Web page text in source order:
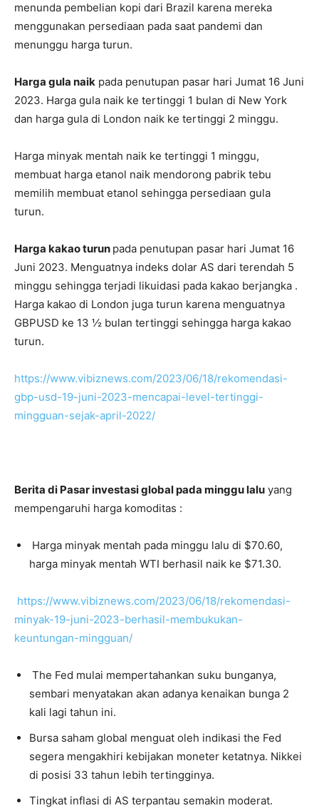
menunda pembelian kopi dari Brazil karena mereka
menggunakan persediaan pada saat pandemi dan
menunggu harga turun.
Harga gula naik pada penutupan pasar hari Jumat 16 Juni
2023. Harga gula naik ke tertinggi 1 bulan di New York
dan harga gula di London naik ke tertinggi 2 minggu.
Harga minyak mentah naik ke tertinggi 1 minggu,
membuat harga etanol naik mendorong pabrik tebu
memilih membuat etanol sehingga persediaan gula
turun.
Harga kakao turun pada penutupan pasar hari Jumat 16
Juni 2023. Menguatnya indeks dolar AS dari terendah 5
minggu sehingga terjadi likuidasi pada kakao berjangka .
Harga kakao di London juga turun karena menguatnya
GBPUSD ke 13 ½ bulan tertinggi sehingga harga kakao
turun.
https://www.vibiznews.com/2023/06/18/rekomendasi-
gbp-usd-19-juni-2023-mencapai-level-tertinggi-
mingguan-sejak-april-2022/
Berita di Pasar investasi global pada minggu lalu yang
mempengaruhi harga komoditas :
Harga minyak mentah pada minggu lalu di $70.60,
harga minyak mentah WTI berhasil naik ke $71.30.
https://www.vibiznews.com/2023/06/18/rekomendasi-
minyak-19-juni-2023-berhasil-membukukan-
keuntungan-mingguan/
The Fed mulai mempertahankan suku bunganya,
sembari menyatakan akan adanya kenaikan bunga 2
kali lagi tahun ini.
Bursa saham global menguat oleh indikasi the Fed
segera mengakhiri kebijakan moneter ketatnya. Nikkei
di posisi 33 tahun lebih tertingginya.
Tingkat inflasi di AS terpantau semakin moderat.